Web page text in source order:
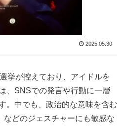
2025.05.30
挙が控えており、アイドルを
、SNSでの発言や行動に一層
。中でも、政治的な意味を含む
などのジェスチャーにも敏感な